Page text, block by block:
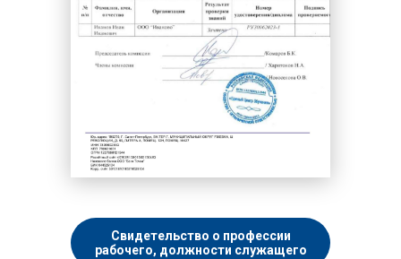
Свидетельство о профессии
рабочего, должности служащего